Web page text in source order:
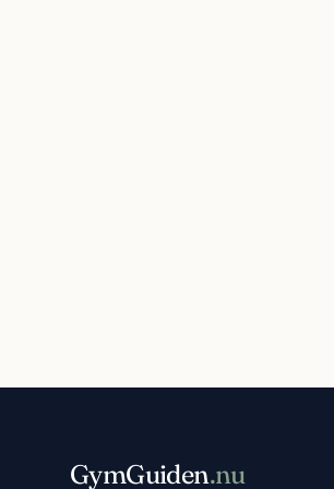
GymGuiden.nu